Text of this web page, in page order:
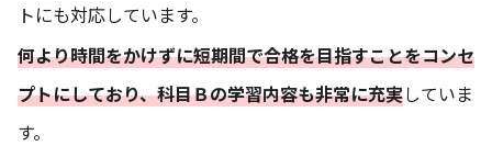
トにも対応しています。
何より時間をかけずに短期間で合格を目指すことをコンセ
プトにしており、科目Ｂの学習内容も非常に充実していま
す。